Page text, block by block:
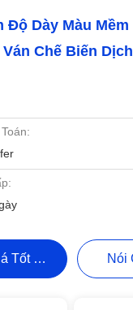
Độ Dày Màu
Chế Biến
Nhận Được Giá Tốt Nhất Nói